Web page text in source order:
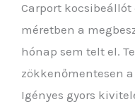
Carport
méretben a
hónap sem telt el.
zökkenőmentesen
Igényes gyors